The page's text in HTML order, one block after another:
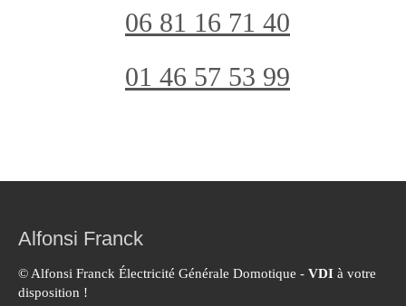
06 81 16 71 40
01 46 57 53 99
Alfonsi Franck
© Alfonsi Franck Électricité Générale Domotique - VDI à votre
disposition !